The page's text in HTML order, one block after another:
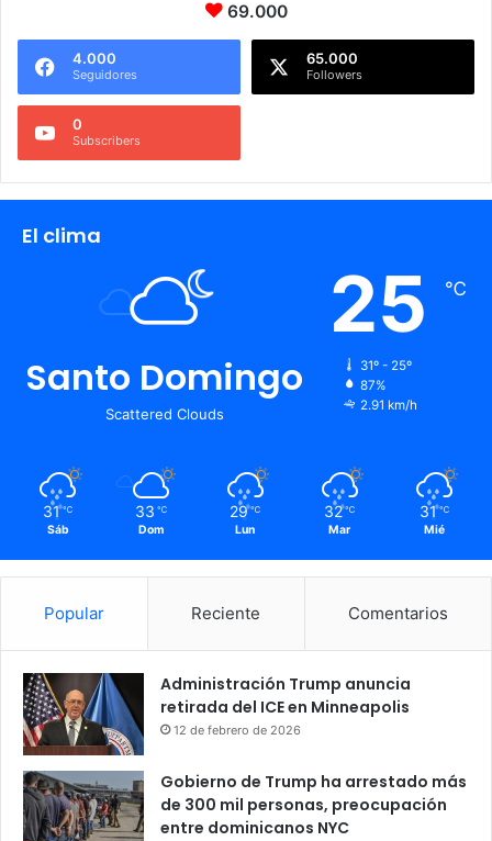
69.000
4.000
Seguidores
65.000
Followers
0
Subscribers
El clima
Santo Domingo
Scattered Clouds
25 ℃
31º - 25º
87%
2.91 km/h
31 ℃
Sáb
33 ℃
Dom
29 ℃
Lun
32 ℃
Mar
31 ℃
Mié
Popular Reciente Comentarios
Administración Trump anuncia
retirada del ICE en Minneapolis
12 de febrero de 2026
Gobierno de Trump ha arrestado más
de 300 mil personas, preocupación
entre dominicanos NYC